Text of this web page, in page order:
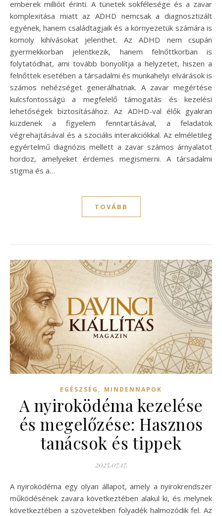
emberek millióit érinti. A tünetek sokfélesége és a zavar
komplexitása miatt az ADHD nemcsak a diagnosztizált
egyének, hanem családtagjaik és a környezetük számára is
komoly kihívásokat jelenthet. Az ADHD nem csupán
gyermekkorban jelentkezik, hanem felnőttkorban is
folytatódhat, ami tovább bonyolítja a helyzetet, hiszen a
felnőttek esetében a társadalmi és munkahelyi elvárások is
számos nehézséget generálhatnak. A zavar megértése
kulcsfontosságú a megfelelő támogatás és kezelési
lehetőségek biztosításához. Az ADHD-val élők gyakran
küzdenek a figyelem fenntartásával, a feladatok
végrehajtásával és a szociális interakciókkal. Az elméletileg
egyértelmű diagnózis mellett a zavar számos árnyalatot
hordoz, amelyeket érdemes megismerni. A társadalmi
stigma és a…
TOVÁBB
EGÉSZSÉG , MINDENNAPOK
A nyiroködéma kezelése
és megelőzése: Hasznos
tanácsok és tippek
2025.07.17.
A nyiroködéma egy olyan állapot, amely a nyirokrendszer
működésének zavara következtében alakul ki, és melynek
következtében a szövetekben folyadék halmozódik fel. Az